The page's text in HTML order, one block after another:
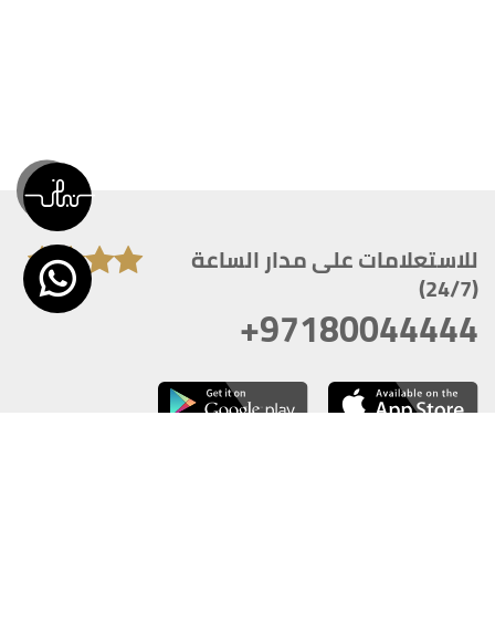
للاستعلامات على مدار الساعة
(24/7)
+97180044444